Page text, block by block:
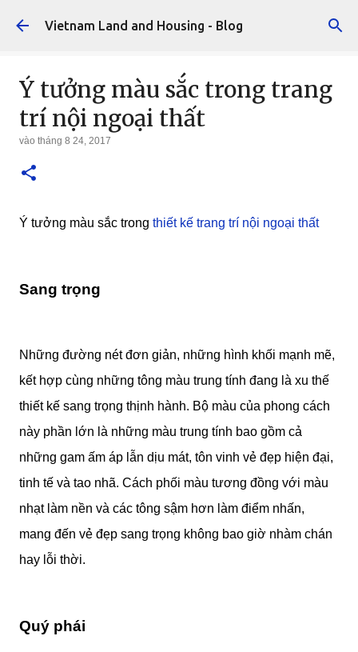
Chuyển đến nội dung chính
Vietnam Land and Housing - Blog
Ý tưởng màu sắc trong trang
trí nội ngoại thất
vào tháng 8 24, 2017
Ý tưởng màu sắc trong thiết kế trang trí nội ngoại thất
Sang trọng
Những đường nét đơn giản, những hình khối mạnh mẽ,
kết hợp cùng những tông màu trung tính đang là xu thế
thiết kế sang trọng thịnh hành. Bộ màu của phong cách
này phần lớn là những màu trung tính bao gồm cả
những gam ấm áp lẫn dịu mát, tôn vinh vẻ đẹp hiện đại,
tinh tế và tao nhã. Cách phối màu tương đồng với màu
nhạt làm nền và các tông sậm hơn làm điểm nhấn,
mang đến vẻ đẹp sang trọng không bao giờ nhàm chán
hay lỗi thời.
Quý phái